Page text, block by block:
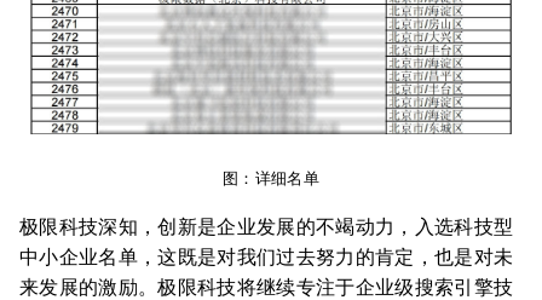
图：详细名单
极限科技深知，创新是企业发展的不竭动力，入选科技型
中小企业名单，这既是对我们过去努力的肯定，也是对未
来发展的激励。极限科技将继续专注于企业级搜索引擎技